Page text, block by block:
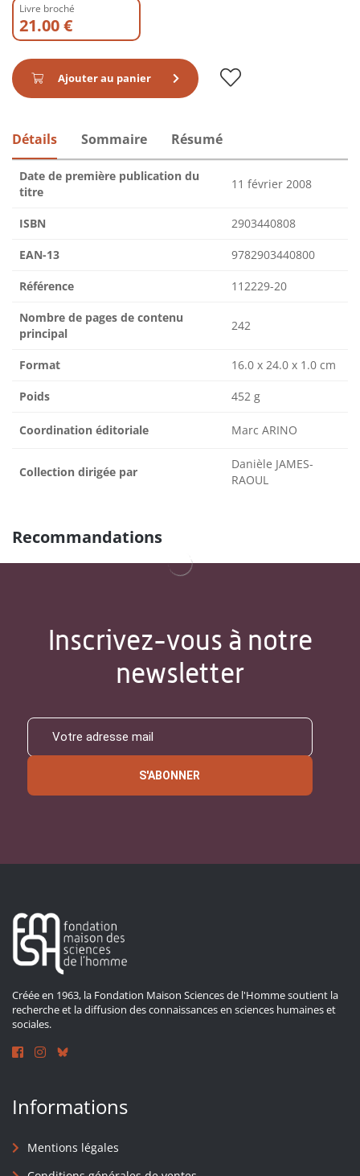
Livre broché
21.00 €
Ajouter au panier
Détails Sommaire Résumé
Date de première publication du
titre
11 février 2008
ISBN 2903440808
EAN-13 9782903440800
Référence 112229-20
Nombre de pages de contenu
principal
242
Format 16.0 x 24.0 x 1.0 cm
Poids 452 g
Coordination éditoriale Marc ARINO
Collection dirigée par
Danièle JAMES-
RAOUL
Recommandations
Inscrivez-vous à notre
newsletter
S'ABONNER
Créée en 1963, la Fondation Maison Sciences de l'Homme soutient la
recherche et la diffusion des connaissances en sciences humaines et
sociales.
Informations
Mentions légales